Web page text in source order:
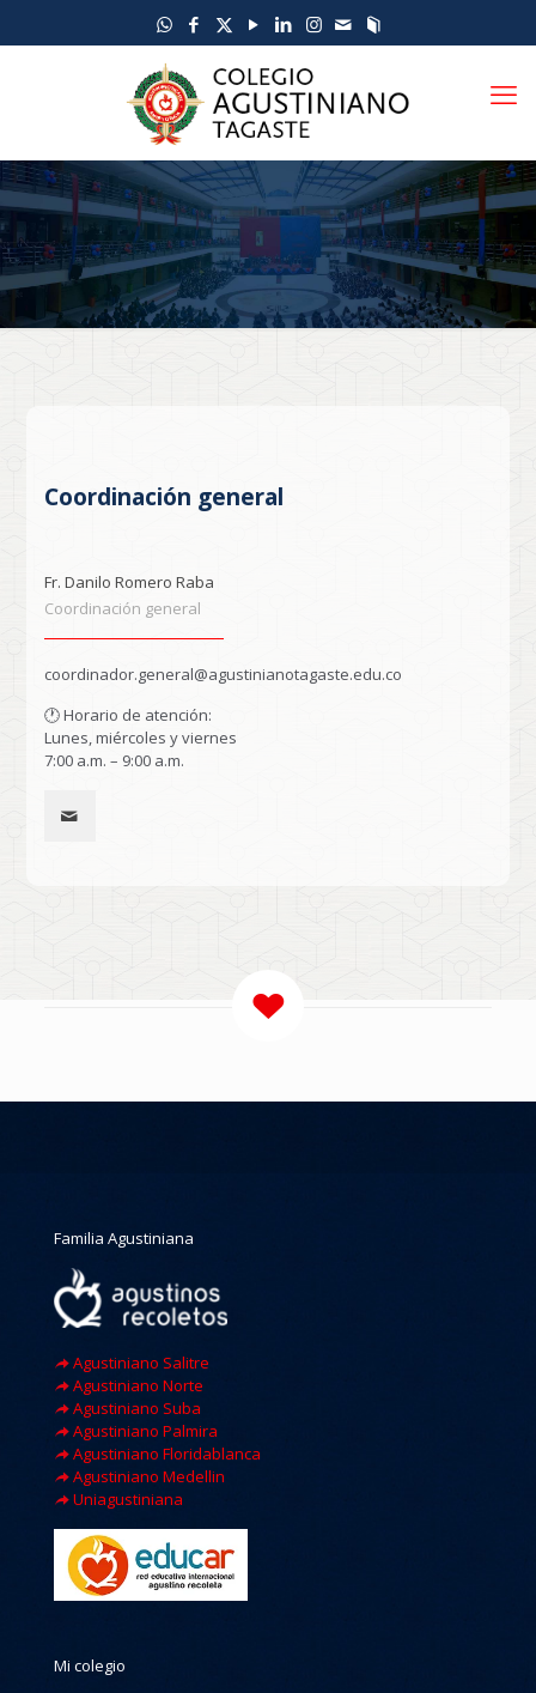
Coordinación general
Fr. Danilo Romero Raba
Coordinación general
coordinador.general@agustinianotagaste.edu.co
🕐 Horario de atención:
Lunes, miércoles y viernes
7:00 a.m. – 9:00 a.m.
Familia Agustiniana
Agustiniano Salitre
Agustiniano Norte
Agustiniano Suba
Agustiniano Palmira
Agustiniano Floridablanca
Agustiniano Medellin
Uniagustiniana
Mi colegio